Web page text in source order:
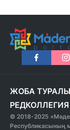
ЖОБА ТУРАЛЫ
РЕДКОЛЛЕГИЯ
© 2018-2025
Республикасының